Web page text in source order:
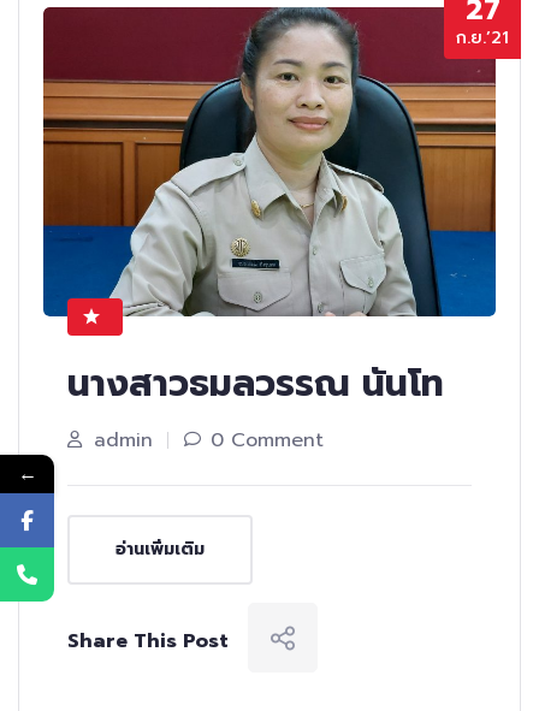
27
ก.ย.’21
นางสาวธมลวรรณ นันโท
admin 0 Comment
อ่านเพิ่มเติม
Share This Post
←